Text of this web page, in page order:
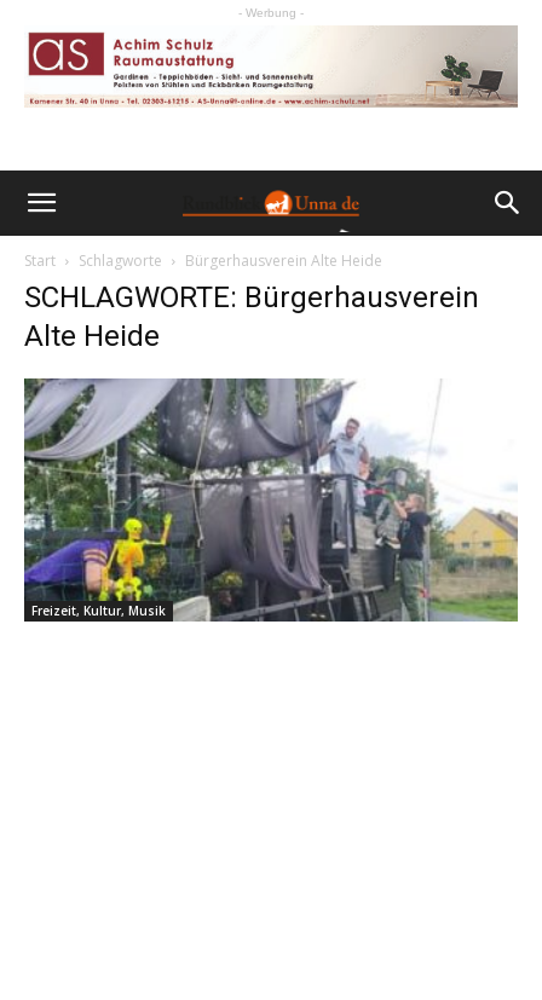
- Werbung -
Start Schlagworte Bürgerhausverein Alte Heide
SCHLAGWORTE: Bürgerhausverein
Alte Heide
Freizeit, Kultur, Musik